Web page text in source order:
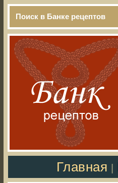
Поиск в Банке рецептов
Главная